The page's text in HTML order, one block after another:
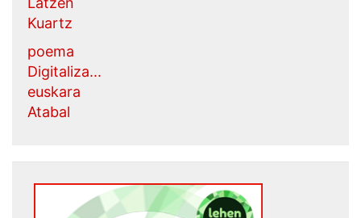
Kuartz
poema
Digitaliza...
euskara
Atabal